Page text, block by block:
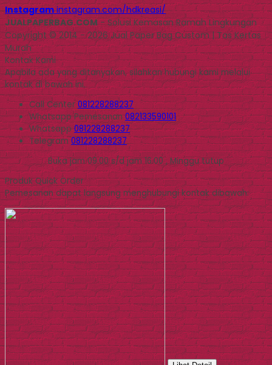
Instagram instagram.com/hdkreasi/
JUALPAPERBAG.COM- Solusi Kemasan Ramah Lingkungan
Copyright © 2014 - 2026 Jual Paper Bag Custom | Tas Kertas
Murah
Kontak Kami
Apabila ada yang ditanyakan, silahkan hubungi kami melalui
kontak di bawah ini.
Call Center081228288237
WhatsappPemesanan 082133590101
Whatsapp081228288237
Telegram081228288237
Buka jam 09.00 s/d jam 16.00 , Minggu tutup
Produk Quick Order
Pemesanan dapat langsung menghubungi kontak dibawah: